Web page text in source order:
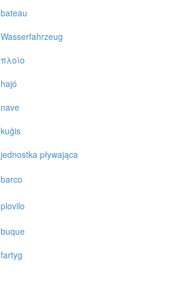
bateau
Wasserfahrzeug
πλoίo
hajó
nave
kuģis
jednostka pływająca
barco
plovilo
buque
fartyg